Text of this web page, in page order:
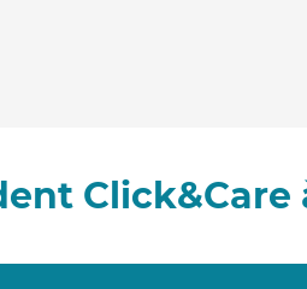
Click&Care